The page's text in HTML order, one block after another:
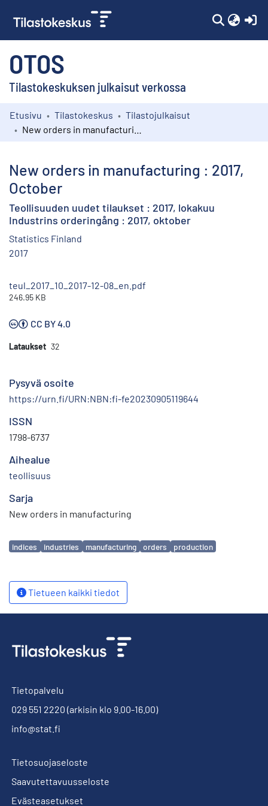
OTOS
Tilastokeskuksen julkaisut verkossa
Kokoelmat
Etusivu Tilastokeskus
Tilastojulkaisut
New orders in manufacturing : 2017,
October
Teollisuuden uudet tilaukset : 2017, lokakuu
Industrins orderingång : 2017, oktober
Statistics Finland
2017
teul_2017_10_2017-12-08_en.pdf
246.95 KB
CC BY 4.0
Lataukset 32
Pysyvä osoite
https://urn.fi/URN:NBN:fi-fe20230905119644
ISSN
1798-6737
Aihealue
teollisuus
Sarja
New orders in manufacturing
Avainsanat
indices industries manufacturing orders production
Tietueen kaikki tiedot
Tietopalvelu
029 551 2220 (arkisin klo 9.00-16.00)
info@stat.fi
Tietosuojaseloste
Saavutettavuusseloste
Evästeasetukset